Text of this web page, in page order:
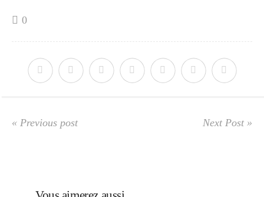
Boulette
0
« Previous post Next Post »